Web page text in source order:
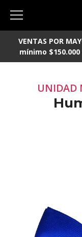
VENTAS POR
mínimo
UNIDAD